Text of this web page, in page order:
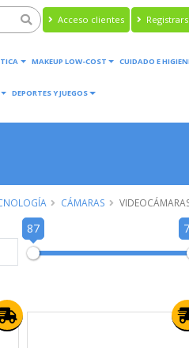
Acceso clientes
MAKEUP LOW-COST CUIDADO E
DEPORTES Y JUEGOS
CÁMARAS
87